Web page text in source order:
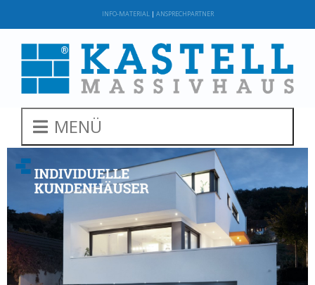
INFO-MATERIAL| ANSPRECHPARTNER
MENÜ